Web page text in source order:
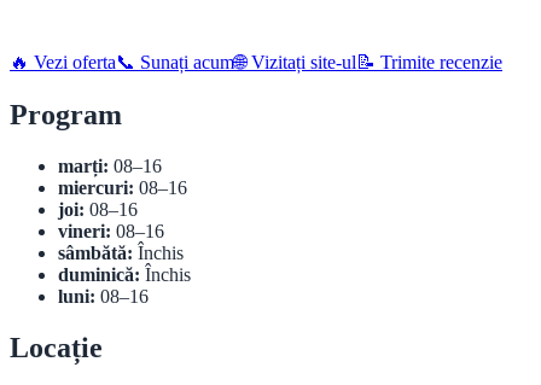
🔥 Vezi oferta📞 Sunați acum🌐 Vizitați site-ul 📝 Trimite recenzie
Program
marți: 08–16
miercuri: 08–16
joi: 08–16
vineri: 08–16
sâmbătă: Închis
duminică: Închis
luni: 08–16
Locație